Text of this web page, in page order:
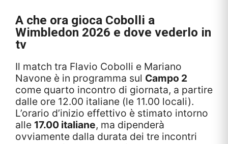
A che ora gioca Cobolli a
Wimbledon 2026 e dove vederlo in
tv
Il match tra Flavio Cobolli e Mariano
Navone è in programma sul Campo 2
come quarto incontro di giornata, a partire
dalle ore 12.00 italiane (le 11.00 locali).
L’orario d’inizio effettivo è stimato intorno
alle 17.00 italiane, ma dipenderà
ovviamente dalla durata dei tre incontri